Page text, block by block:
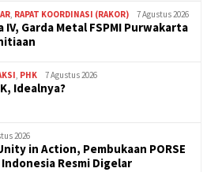
RAPAT KOORDINASI (RAKOR) 7 Agustus 2026
IV, Garda Metal FSPMI Purwakarta
PHK 7 Agustus 2026
Idealnya?
2026
in Action, Pembukaan PORSE
Indonesia Resmi Digelar